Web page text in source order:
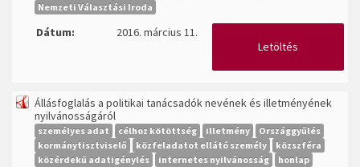
Nemzeti Választási Iroda
Dátum:
2016. március 11.
Letöltés
Állásfoglalás a politikai tanácsadók nevének és illetményének
nyilvánosságáról
személyes adat célhoz kötöttség illetmény
Országgyűlés
kormánytisztviselő
közfeladatot ellátó személy
közszféra
közérdekű adatigénylés
internetes nyilvánosság honlap